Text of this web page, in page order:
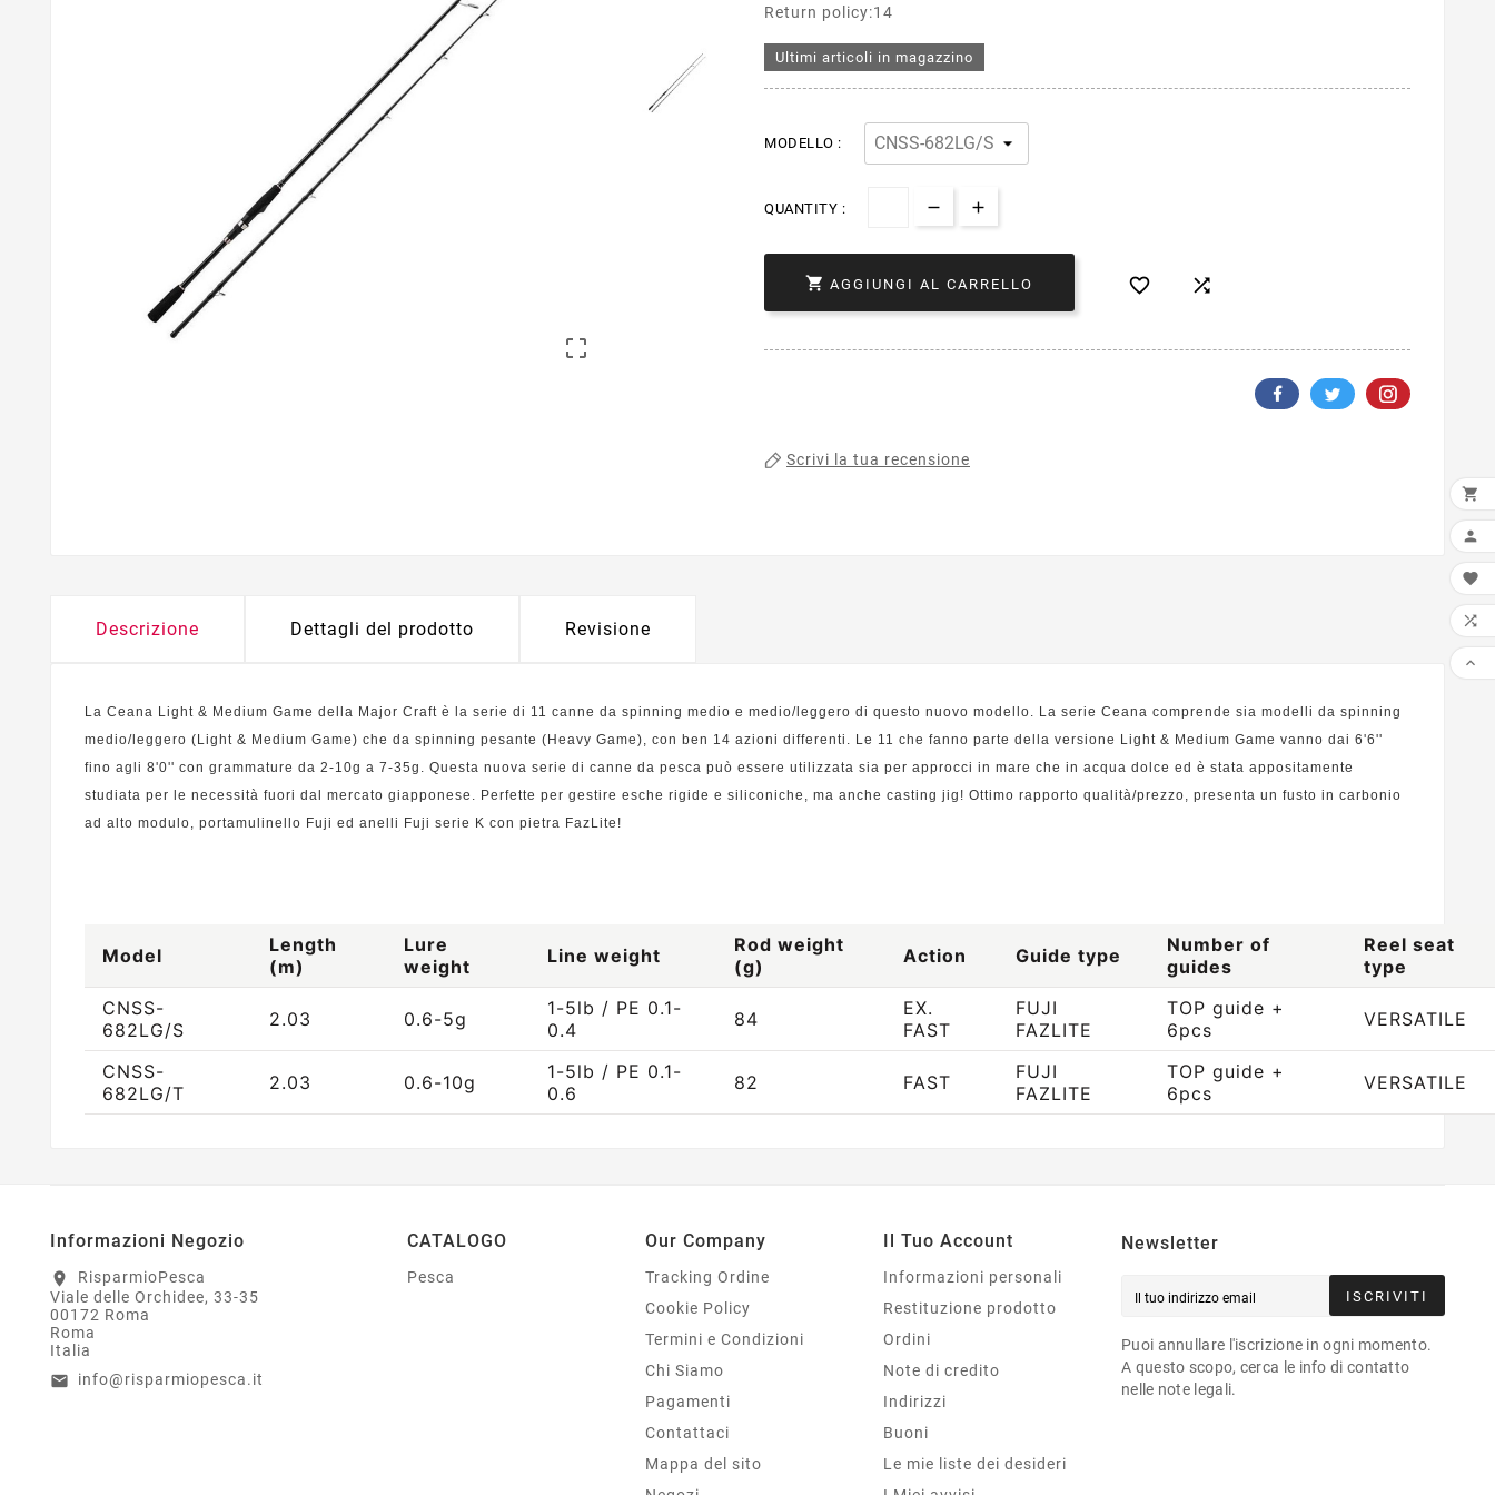

Return policy:14
Ultimi articoli in magazzino
MODELLO :
QUANTITY :
 AGGIUNGI AL CARRELLO  
Scrivi la tua recensione
Descrizione Dettagli del prodotto Revisione
La Ceana Light & Medium Game della Major Craft è la serie di 11 canne da spinning medio e medio/leggero di questo nuovo modello. La serie Ceana comprende sia modelli da spinning
medio/leggero (Light & Medium Game) che da spinning pesante (Heavy Game), con ben 14 azioni differenti. Le 11 che fanno parte della versione Light & Medium Game vanno dai 6'6''
fino agli 8'0'' con grammature da 2-10g a 7-35g. Questa nuova serie di canne da pesca può essere utilizzata sia per approcci in mare che in acqua dolce ed è stata appositamente
studiata per le necessità fuori dal mercato giapponese. Perfette per gestire esche rigide e siliconiche, ma anche casting jig! Ottimo rapporto qualità/prezzo, presenta un fusto in carbonio
ad alto modulo, portamulinello Fuji ed anelli Fuji serie K con pietra FazLite!
Model
Length
(m)
Lure
weight
Line weight
Rod weight
(g)
Action Guide type
Number of
guides
Reel seat
type
CNSS-
682LG/S
2.03 0.6-5g
1-5lb / PE 0.1-
0.4
84
EX.
FAST
FUJI
FAZLITE
TOP guide +
6pcs
VERSATILE
CNSS-
682LG/T
2.03 0.6-10g
1-5lb / PE 0.1-
0.6
82 FAST
FUJI
FAZLITE
TOP guide +
6pcs
VERSATILE
Informazioni Negozio
location_on
RisparmioPesca
Viale delle Orchidee, 33-35
00172 Roma
Roma
Italia
email info@risparmiopesca.it
CATALOGO
Pesca
Our Company
Tracking Ordine
Cookie Policy
Termini e Condizioni
Chi Siamo
Pagamenti
Contattaci
Mappa del sito
Il Tuo Account
Informazioni personali
Restituzione prodotto
Ordini
Note di credito
Indirizzi
Buoni
Le mie liste dei desideri
Newsletter
ISCRIVITI
Puoi annullare l'iscrizione in ogni momento.
A questo scopo, cerca le info di contatto
nelle note legali.




